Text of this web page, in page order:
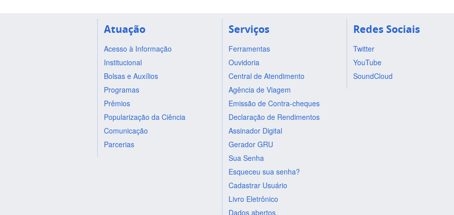
Atuação
Acesso à Informação
Institucional
Bolsas e Auxílios
Programas
Prêmios
Popularização da Ciência
Comunicação
Parcerias
Serviços
Ferramentas
Ouvidoria
Central de Atendimento
Agência de Viagem
Emissão de Contra-cheques
Declaração de Rendimentos
Assinador Digital
Gerador GRU
Sua Senha
Esqueceu sua senha?
Cadastrar Usuário
Livro Eletrônico
Dados abertos
Redes Sociais
Twitter
YouTube
SoundCloud